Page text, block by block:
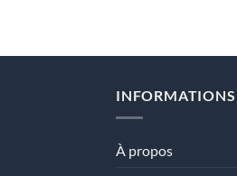
INFORMATIONS
À propos